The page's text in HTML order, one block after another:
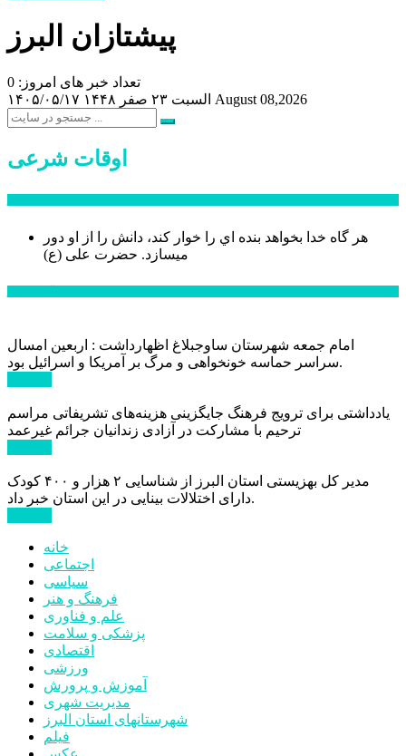
پیشتازان البرز
تعداد خبر های امروز: 0
۱۴۰۵/۰۵/۱۷
السبت ۲۳ صفر ۱۴۴۸ August 08,2026
اوقات شرعی
هر گاه خدا بخواهد بنده اي را خوار كند، دانش را از او دور
میسازد. حضرت علی (ع)
امام جمعه شهرستان ساوجبلاغ اظهارداشت : اربعین امسال
سراسر حماسه خونخواهی و مرگ بر آمریکا و اسرائیل بود.
یادداشتی برای ترویج فرهنگ جایگزینی هزینه‌های تشریفاتی مراسم
ترحیم با مشارکت در آزادی زندانیان جرائم غیرعمد
مدیر کل بهزیستی استان البرز از شناسایی ۲ هزار و ۴۰۰ کودک
دارای اختلالات بینایی در این استان خبر داد.
خانه
اجتماعی
سیاسی
فرهنگ و هنر
علم و فناوری
پزشکی و سلامت
اقتصادی
ورزشی
آموزش و پرورش
مدیریت شهری
شهرستانهای استان البرز
فیلم